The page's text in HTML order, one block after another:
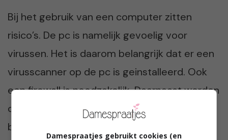
Bij het gebruik van een computer zitten
risico’s. De pc is namelijk gevoelig voor
virussen. Het is daarom belangrijk dat er een
virusscanner op de pc is geinstalleerd. Ook
een firewall is noodzakelijk. Daarnaast worden
online accounts en het e-mailaccount
beschermd met een wachtwoord. Wat is nu
Damespraatjes gebruikt cookies (en